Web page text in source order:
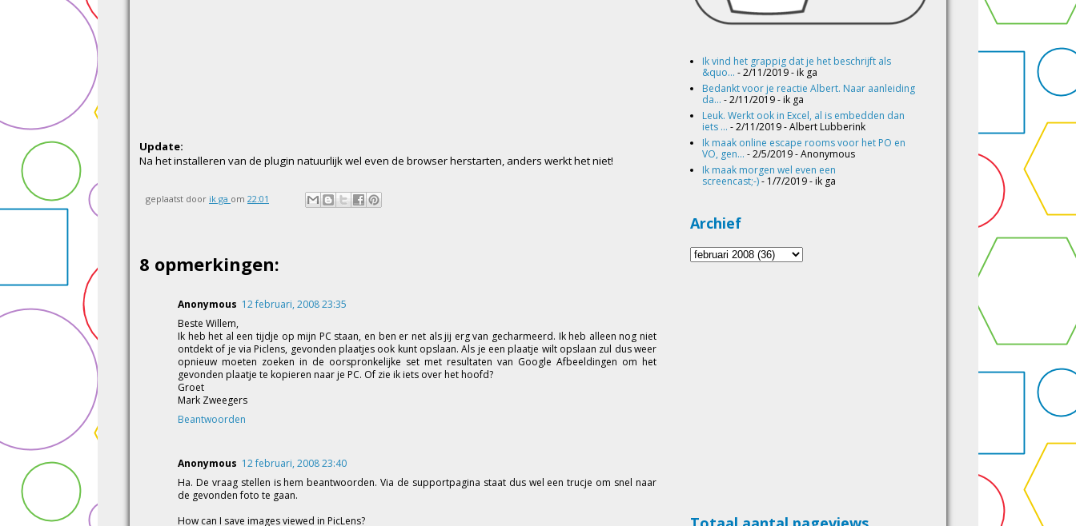
Update:
Na het installeren van de plugin natuurlijk wel even de browser herstarten, anders werkt het niet!
geplaatst door ik ga om 22:01
8 opmerkingen:
Anonymous 12 februari, 2008 23:35
Beste Willem,
Ik heb het al een tijdje op mijn PC staan, en ben er net als jij erg van gecharmeerd. Ik heb alleen nog niet
ontdekt of je via Piclens, gevonden plaatjes ook kunt opslaan. Als je een plaatje wilt opslaan zul dus weer
opnieuw moeten zoeken in de oorspronkelijke set met resultaten van Google Afbeeldingen om het
gevonden plaatje te kopieren naar je PC. Of zie ik iets over het hoofd?
Groet
Mark Zweegers
Beantwoorden
Anonymous 12 februari, 2008 23:40
Ha. De vraag stellen is hem beantwoorden. Via de supportpagina staat dus wel een trucje om snel naar
de gevonden foto te gaan.
How can I save images viewed in PicLens?
Ik vind het grappig dat je het beschrijft als
&quo... - 2/11/2019- ik ga
Bedankt voor je reactie Albert. Naar aanleiding
da... - 2/11/2019- ik ga
Leuk. Werkt ook in Excel, al is embedden dan
iets ... - 2/11/2019- Albert Lubberink
Ik maak online escape rooms voor het PO en
VO, gen... - 2/5/2019- Anonymous
Ik maak morgen wel even een
screencast;-)- 1/7/2019- ik ga
Archief